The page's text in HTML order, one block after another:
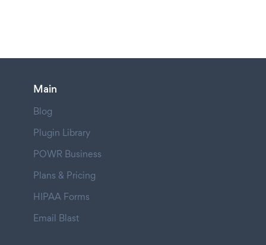
Main
Blog
Plugin Library
POWR Business
Plans & Pricing
HIPAA Forms
Email Blast